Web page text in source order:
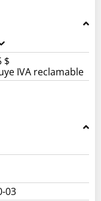
$
IVA reclamable
03